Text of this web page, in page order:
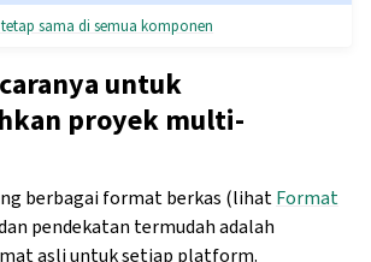
sama di semua komponen
untuk
proyek multi-
berbagai format berkas (lihatFormat
pendekatan termudah adalah
asli untuk setiap platform.